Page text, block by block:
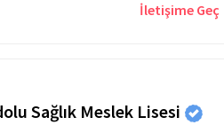
İletişime Geç
Sağlık Meslek Lisesi